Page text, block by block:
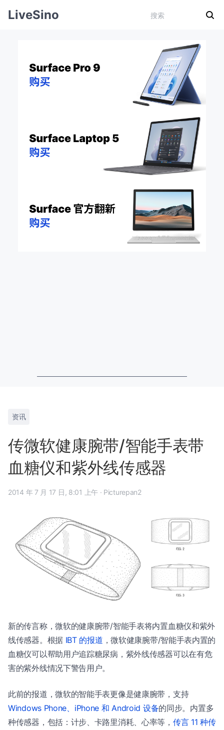
LiveSino
资讯
传微软健康腕带/智能手表带
血糖仪和紫外线传感器
2014 年 7 月 17 日, 8:01 上午 · Picturepan2
新的传言称，微软的健康腕带/智能手表将内置血糖仪和紫外
线传感器。根据 IBT 的报道 ，微软健康腕带/智能手表内置的
血糖仪可以帮助用户追踪糖尿病，紫外线传感器可以在有危
害的紫外线情况下警告用户。
此前的报道，微软的智能手表更像是健康腕带，支持
Windows Phone、iPhone 和 Android 设备的同步。内置多
种传感器，包括：计步、卡路里消耗、心率等， 传言 11 种传